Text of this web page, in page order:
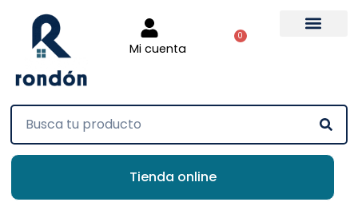
Mi cuenta
0
Tienda online